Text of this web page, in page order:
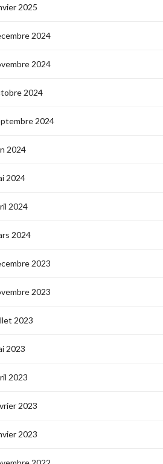
2025
2024
2024
2024
2024
2024
2024
2024
2024
2023
2023
2023
2023
2023
2023
2023